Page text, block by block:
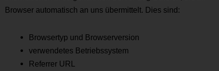
Browser automatisch an uns übermittelt. Dies sind:
Browsertyp und Browserversion
verwendetes Betriebssystem
Referrer URL